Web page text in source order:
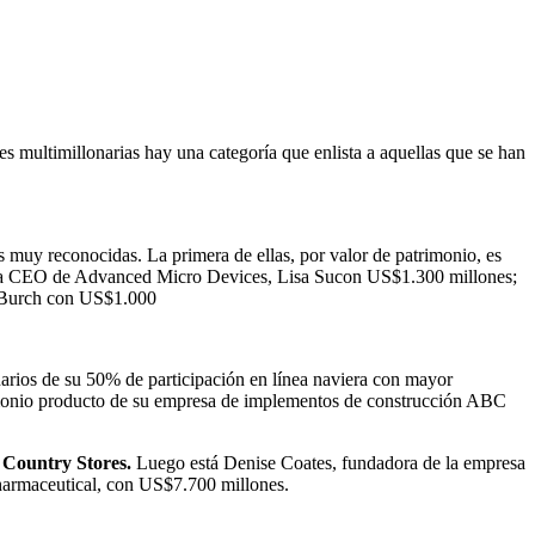
hay una categoría que enlista a aquellas que se han
muy reconocidas. La primera de ellas, por valor de patrimonio, es
de Advanced Micro Devices, Lisa Sucon US$1.300 millones;
con US$1.000
de su 50% de participación en línea naviera con mayor
producto de su empresa de implementos de construcción ABC
Country Stores. Luego está Denise Coates, fundadora de la empresa
con US$7.700 millones.